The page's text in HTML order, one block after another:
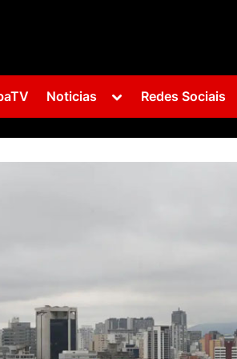
Noticias
Toggle
menu
Redes Sociais